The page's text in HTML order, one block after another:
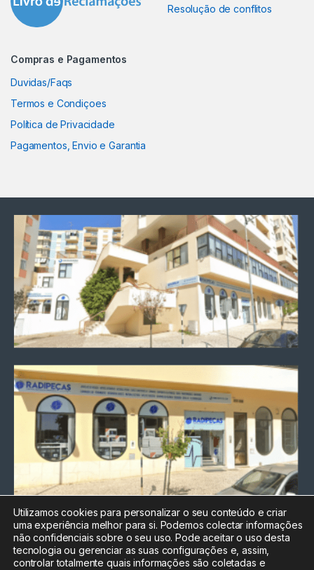
Resolução de conflitos
Compras e Pagamentos
Duvidas/Faqs
Termos e Condiçoes
Política de Privacidade
Pagamentos, Envio e Garantia
Chamada para a rede fixa
nacional
Electrónica:212
Utilizamos cookies para personalizar o seu conteúdo e criar
uma experiência melhor para si. Podemos colectar informações
não confidenciais sobre o seu uso. Pode aceitar o uso desta
tecnologia ou gerenciar as suas configurações e, assim,
controlar totalmente quais informações são coletadas e